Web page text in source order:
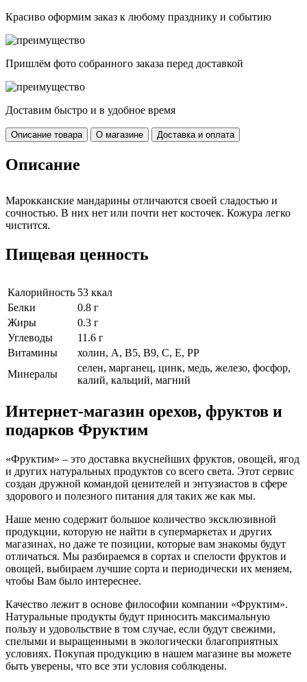
Красиво оформим заказ к любому празднику и событию
Пришлём фото собранного заказа перед доставкой
Доставим быстро и в удобное время
Описание товара О магазине Доставка и оплата
Описание
Марокканские мандарины отличаются своей сладостью и
сочностью. В них нет или почти нет косточек. Кожура легко
чистится.
Пищевая ценность
Калорийность 53 ккал
Белки
0.8 г
Жиры
0.3 г
Углеводы
11.6 г
Витамины
холин, А, В5, В9, С, Е, РР
Минералы
селен, марганец, цинк, медь, железо, фосфор,
калий, кальций, магний
Интернет-магазин орехов, фруктов и
подарков Фруктим
«Фруктим» – это доставка вкуснейших фруктов, овощей, ягод
и других натуральных продуктов со всего света. Этот сервис
создан дружной командой ценителей и энтузиастов в сфере
здорового и полезного питания для таких же как мы.
Наше меню содержит большое количество эксклюзивной
продукции, которую не найти в супермаркетах и других
магазинах, но даже те позиции, которые вам знакомы будут
отличаться. Мы разбираемся в сортах и спелости фруктов и
овощей, выбираем лучшие сорта и периодически их меняем,
чтобы Вам было интереснее.
Качество лежит в основе философии компании «Фруктим».
Натуральные продукты будут приносить максимальную
пользу и удовольствие в том случае, если будут свежими,
cпелыми и выращенными в экологически благоприятных
условиях. Покупая продукцию в нашем магазине вы можете
быть уверены, что все эти условия соблюдены.